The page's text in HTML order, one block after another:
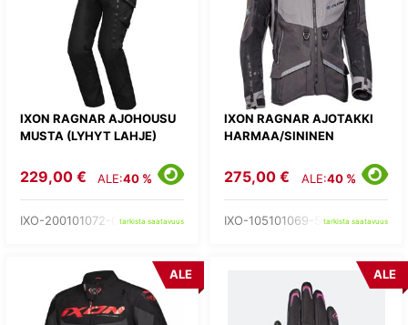
IXON RAGNAR AJOHOUSU
MUSTA (LYHYT LAHJE)
229,00 € ALE:40 %
IXO-200101072-01-tarkista saatavuus
IXON RAGNAR AJOTAKKI
HARMAA/SININEN
275,00 € ALE:40 %
IXO-105101069-53-tarkista saatavuus
ALE ALE